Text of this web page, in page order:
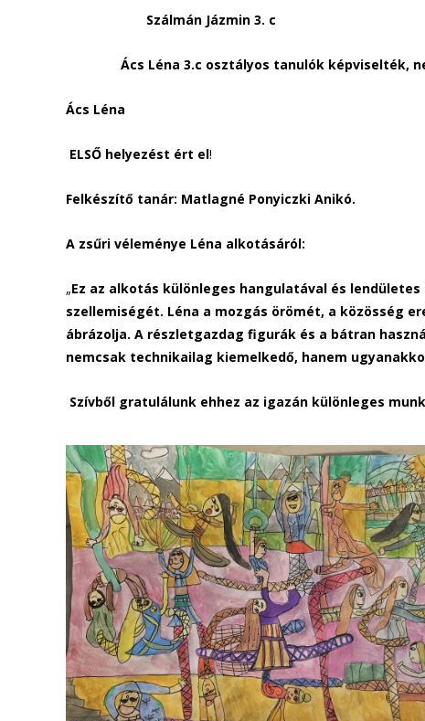
Szálmán Jázmin 3. c
Ács Léna 3.c osztályos tanulók képviselték,
Ács Léna
ELSŐ helyezést ért el!
Felkészítő tanár: Matlagné Ponyiczki Anikó.
A zsűri véleménye Léna alkotásáról:
„Ez az alkotás különleges hangulatával és
szellemiségét. Léna a mozgás örömét, a közösség
ábrázolja. A részletgazdag figurák és a bátran
nemcsak technikailag kiemelkedő, hanem
Szívből gratulálunk ehhez az igazán különleges